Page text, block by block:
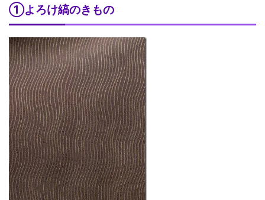
①よろけ縞のきもの